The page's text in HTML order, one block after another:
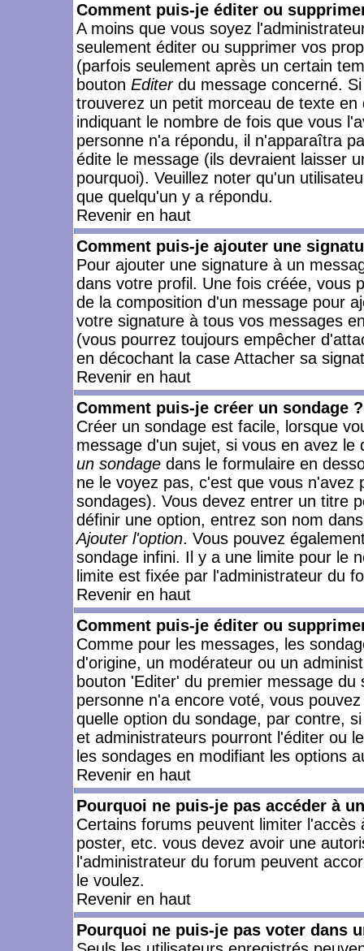
Comment puis-je éditer ou
A moins que vous soyez
seulement éditer ou supprimer vos
(parfois seulement après un certain
bouton Editerdu message concerné.
trouverez un petit morceau de texte
indiquant le nombre de fois que vous
personne n'a répondu, il n'apparaîtra
édite le message (ils devraient laisser
pourquoi). Veuillez noter qu'un
que quelqu'un y a répondu.
Revenir en haut
Comment puis-je ajouter une
Pour ajouter une signature à un
dans votre profil. Une fois créée, vous
de la composition d'un message pour
votre signature à tous vos messages
(vous pourrez toujours empêcher
en décochant la case Attacher sa
Revenir en haut
Comment puis-je créer un sondage ?
Créer un sondage est facile, lorsque
message d'un sujet, si vous en avez
un sondage dans le formulaire en
ne le voyez pas, c'est que vous
sondages). Vous devez entrer un titre
définir une option, entrez son nom
Ajouter l'option. Vous pouvez
sondage infini. Il y a une limite pour le
limite est fixée par l'administrateur du
Revenir en haut
Comment puis-je éditer ou
Comme pour les messages, les
d'origine, un modérateur ou un
bouton 'Editer' du premier message
personne n'a encore voté, vous
quelle option du sondage, par contre,
et administrateurs pourront l'éditer ou
les sondages en modifiant les options
Revenir en haut
Pourquoi ne puis-je pas accéder à
Certains forums peuvent limiter
poster, etc. vous devez avoir une
l'administrateur du forum peuvent
le voulez.
Revenir en haut
Pourquoi ne puis-je pas voter dans